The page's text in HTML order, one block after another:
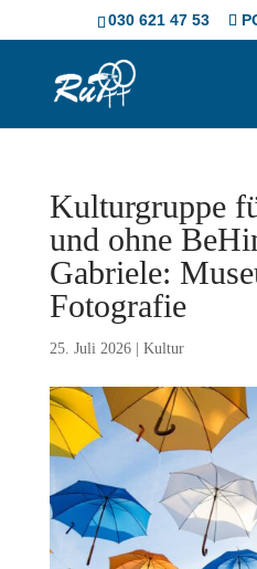
030 621 47 53
Kulturgruppe
und ohne
Gabriele:
Fotografie
25. Juli 2026| Kultur